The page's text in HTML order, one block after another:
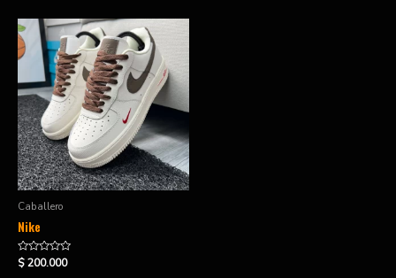
Caballero
Nike
Valorado
en
$200.000